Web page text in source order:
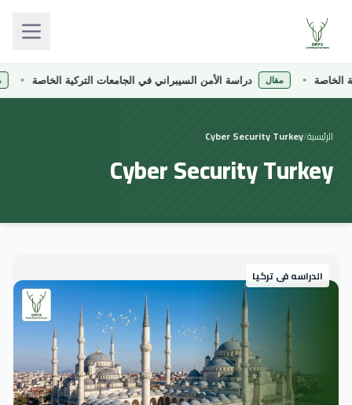
مقال دراسة الأمن السيبراني في الجامعات التركية الخاصة
الرئيسية/
Cyber Security Turkey
Cyber Security Turkey
الدراسه فى تركيا